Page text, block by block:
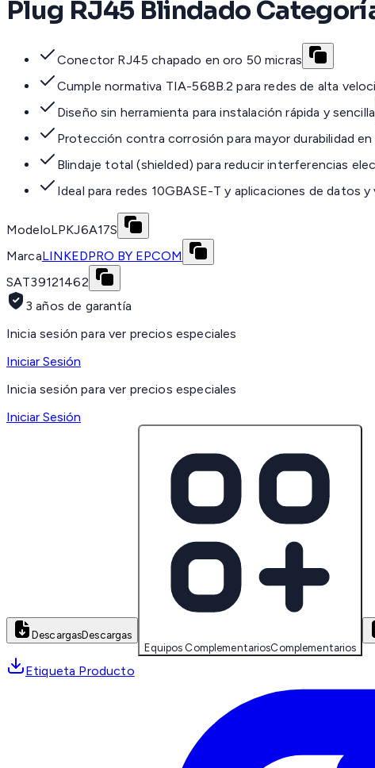
Plug RJ45 Blindado
Conector RJ45 chapado en oro 50 micras
Cumple normativa TIA-568B.2 para redes de alta
Diseño sin herramienta para instalación rápida y sencilla
Protección contra corrosión para mayor durabilidad
Blindaje total (shielded) para reducir interferencias
Ideal para redes 10GBASE-T y aplicaciones de datos y
ModeloLPKJ6A17S
MarcaLINKEDPRO BY EPCOM
SAT39121462
3 años de garantía
Inicia sesión para ver precios especiales
Iniciar Sesión
Inicia sesión para ver precios especiales
Iniciar Sesión
DescargasDescargas
Equipos ComplementariosComplementarios
Etiqueta Producto